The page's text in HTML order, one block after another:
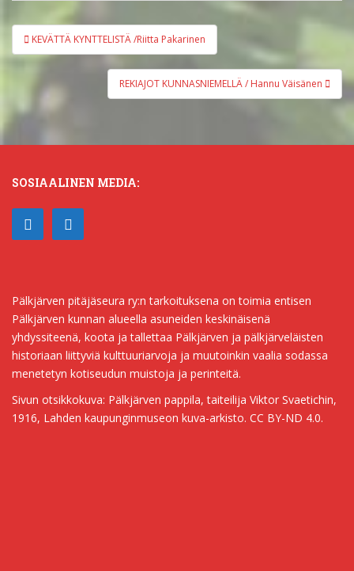
Artikkelien
selaus
KEVÄTTÄ KYNTTELISTÄ /Riitta Pakarinen
REKIAJOT KUNNASNIEMELLÄ / Hannu Väisänen
SOSIAALINEN MEDIA:
Pälkjärven pitäjäseura ry:n tarkoituksena on toimia entisen
Pälkjärven kunnan alueella asuneiden keskinäisenä
yhdyssiteenä, koota ja tallettaa Pälkjärven ja pälkjärveläisten
historiaan liittyviä kulttuuriarvoja ja muutoinkin vaalia sodassa
menetetyn kotiseudun muistoja ja perinteitä.
Sivun otsikkokuva: Pälkjärven pappila, taiteilija Viktor Svaetichin,
1916, Lahden kaupunginmuseon kuva-arkisto. CC BY-ND 4.0.